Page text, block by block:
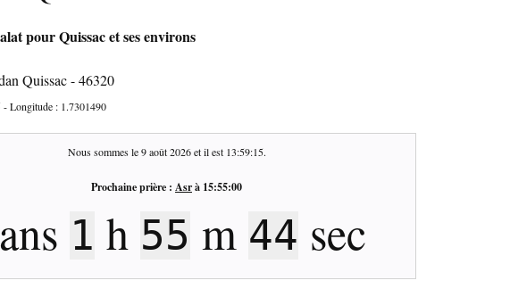
pour Quissac et ses environs
Quissac - 46320
- Longitude : 1.7301490
Nous sommes le9 août 2026et il est 13:59:16.
Prochaine prière : Asrà 15:55:00
1 h 55 m 43 sec